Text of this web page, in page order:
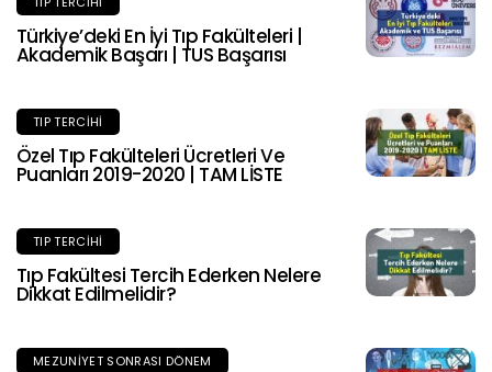
Türkiye’deki En İyi Tıp Fakülteleri |
Akademik Başarı | TUS Başarısı
TIP TERCIHI
Özel Tıp Fakülteleri Ücretleri Ve
Puanları 2019-2020 | TAM LİSTE
TIP TERCIHI
Tıp Fakültesi Tercih Ederken Nelere
Dikkat Edilmelidir?
MEZUNIYET SONRASI DÖNEM